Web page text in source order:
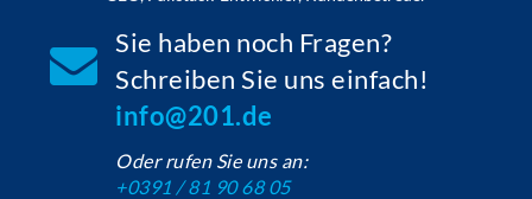
Sie haben noch Fragen?
Schreiben Sie uns einfach!
info@201.de
Oder rufen Sie uns an:
+0391 / 81 90 68 05